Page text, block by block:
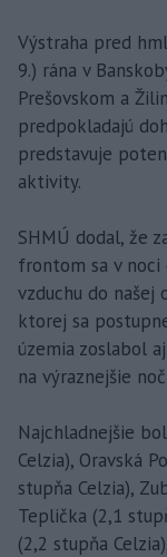
Výstraha pred
9.) rána v
Prešovskom a
predpokladajú
predstavuje
aktivity.
SHMÚ dodal, že
frontom sa v noci
vzduchu do
ktorej sa
územia zoslabol
na výraznejšie
Najchladnejšie
Celzia), Oravská
stupňa Celzia),
Teplička (2,1
(2,2 stupňa